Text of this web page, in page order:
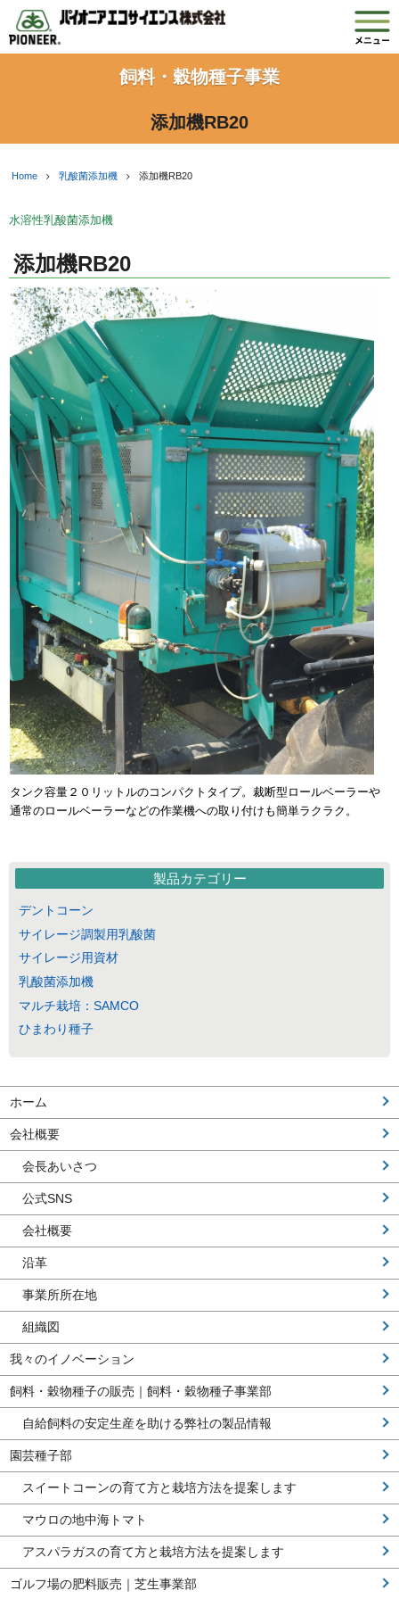
飼料・穀物種子事業
添加機RB20
Home 乳酸菌添加機 添加機RB20
水溶性乳酸菌添加機
添加機RB20
タンク容量２０リットルのコンパクトタイプ。裁断型ロールベーラーや
通常のロールベーラーなどの作業機への取り付けも簡単ラクラク。
製品カテゴリー
デントコーン
サイレージ調製用乳酸菌
サイレージ用資材
乳酸菌添加機
マルチ栽培：SAMCO
ひまわり種子
ホーム
会社概要
会長あいさつ
公式SNS
会社概要
沿革
事業所所在地
組織図
我々のイノベーション
飼料・穀物種子の販売｜飼料・穀物種子事業部
自給飼料の安定生産を助ける弊社の製品情報
園芸種子部
スイートコーンの育て方と栽培方法を提案します
マウロの地中海トマト
アスパラガスの育て方と栽培方法を提案します
ゴルフ場の肥料販売｜芝生事業部